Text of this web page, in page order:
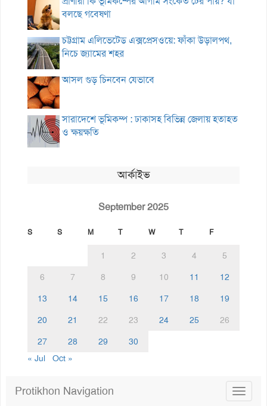
বলছে গবেষণা
চট্টগ্রাম এলিভেটেড এক্সপ্রেসওয়ে: ফাঁকা উড়ালপথ,
নিচে জ্যামের শহর
আসল গুড় চিনবেন যেভাবে
সারাদেশে ভূমিকম্প : ঢাকাসহ বিভিন্ন জেলায় হতাহত
ও ক্ষয়ক্ষতি
আর্কাইভ
September 2025
S S M T W T F
1 2 3 4
5
6
7 8 9 10 11
12
13
14 15 16 17 18
19
20
21 22 23 24 25
26
27
28 29
30
« Jul
Oct »
Toggle
Protikhon Navigation